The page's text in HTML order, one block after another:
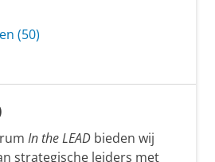
(50)
In the LEAD bieden wij
strategische leiders met